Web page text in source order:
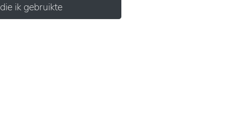
die ik gebruikte